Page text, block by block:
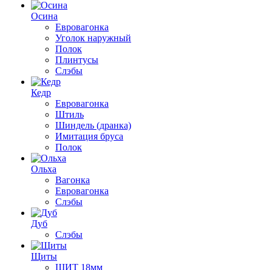
Осина
Евровагонка
Уголок наружный
Полок
Плинтусы
Слэбы
Кедр
Евровагонка
Штиль
Шиндель (дранка)
Имитация бруса
Полок
Ольха
Вагонка
Евровагонка
Слэбы
Дуб
Слэбы
Щиты
ЩИТ 18мм